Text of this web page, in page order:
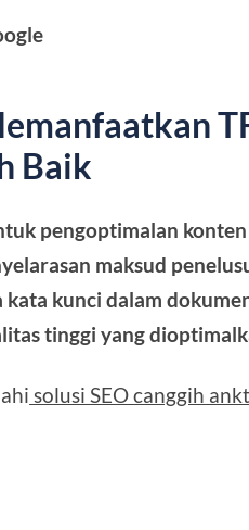
Baik
pengoptimalan konten
maksud
kunci dalam
tinggi yang
solusi SEO canggih